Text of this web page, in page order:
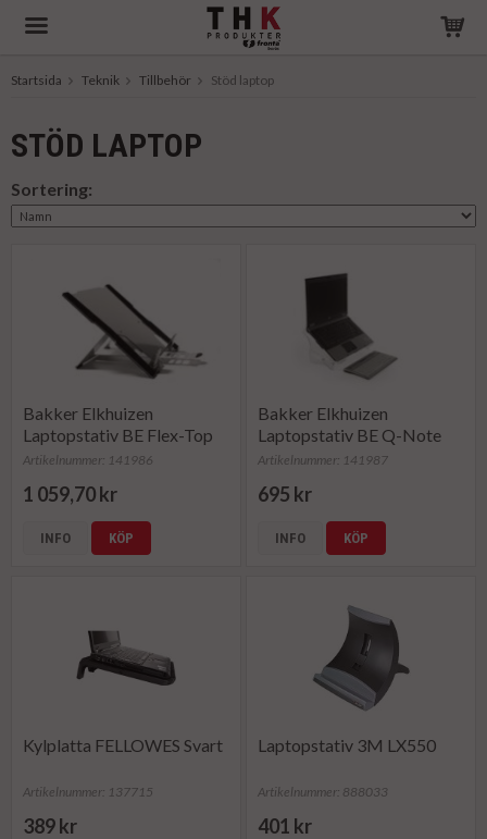
Startsida Teknik Tillbehör Stöd laptop
STÖD LAPTOP
Sortering:
Bakker Elkhuizen
Laptopstativ BE Flex-Top
270 Portabel
Artikelnummer: 141986
1 059,70 kr
INFO KÖP
Bakker Elkhuizen
Laptopstativ BE Q-Note
350
Artikelnummer: 141987
695 kr
INFO KÖP
Kylplatta FELLOWES Svart
Artikelnummer: 137715
389 kr
Laptopstativ 3M LX550
Artikelnummer: 888033
401 kr